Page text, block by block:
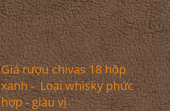
Giá rượu chivas 18 hộp
xanh - Loại whisky phức
hợp - giàu vị